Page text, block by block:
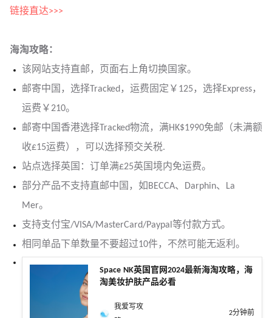
链接直达>>>
海淘攻略：
该网站支持直邮，页面右上角切换国家。
邮寄中国，选择Tracked，运费固定￥125，选择Express，
运费￥210。
邮寄中国香港选择Tracked物流，满HK$1990免邮（未满额
收£15运费），可以选择预交关税.
站点选择英国：订单满£25英国境内免运费。
部分产品不支持直邮中国，如BECCA、Darphin、La
Mer。
支持支付宝/VISA/MasterCard/Paypal等付款方式。
相同单品下单数量不要超过10件，不然可能无返利。
Space NK英国官网2024最新海淘攻略，海
淘美妆护肤产品必看
我爱写攻
2分钟前